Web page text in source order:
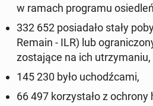
w ramach pro­gra­mu
332 652 po­sia­da­ło stały
Remain - ILR) lub
zo­sta­ją­ce na ich utrzy­ma­niu,
145 230 było uchodź­ca­mi,
66 497 ko­rzy­sta­ło z